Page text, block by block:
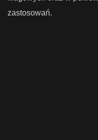
zastosowań.